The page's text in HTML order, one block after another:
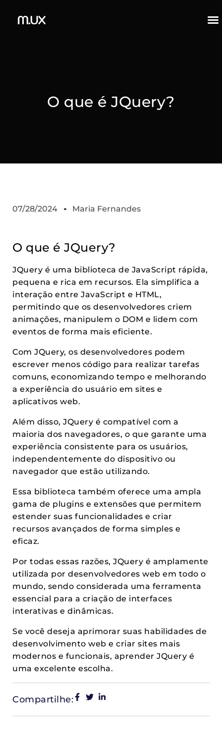
O que é JQuery?
07/28/2024 Maria Fernandes
O que é JQuery?
JQuery é uma biblioteca de JavaScript rápida,
pequena e rica em recursos. Ela simplifica a
interação entre JavaScript e HTML,
permitindo que os desenvolvedores criem
animações, manipulem o DOM e lidem com
eventos de forma mais eficiente.
Com JQuery, os desenvolvedores podem
escrever menos código para realizar tarefas
comuns, economizando tempo e melhorando
a experiência do usuário em sites e
aplicativos web.
Além disso, JQuery é compatível com a
maioria dos navegadores, o que garante uma
experiência consistente para os usuários,
independentemente do dispositivo ou
navegador que estão utilizando.
Essa biblioteca também oferece uma ampla
gama de plugins e extensões que permitem
estender suas funcionalidades e criar
recursos avançados de forma simples e
eficaz.
Por todas essas razões, JQuery é amplamente
utilizada por desenvolvedores web em todo o
mundo, sendo considerada uma ferramenta
essencial para a criação de interfaces
interativas e dinâmicas.
Se você deseja aprimorar suas habilidades de
desenvolvimento web e criar sites mais
modernos e funcionais, aprender JQuery é
uma excelente escolha.
Compartilhe: